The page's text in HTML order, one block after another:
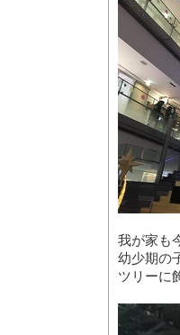
我が家も
幼少期の
ツリーに